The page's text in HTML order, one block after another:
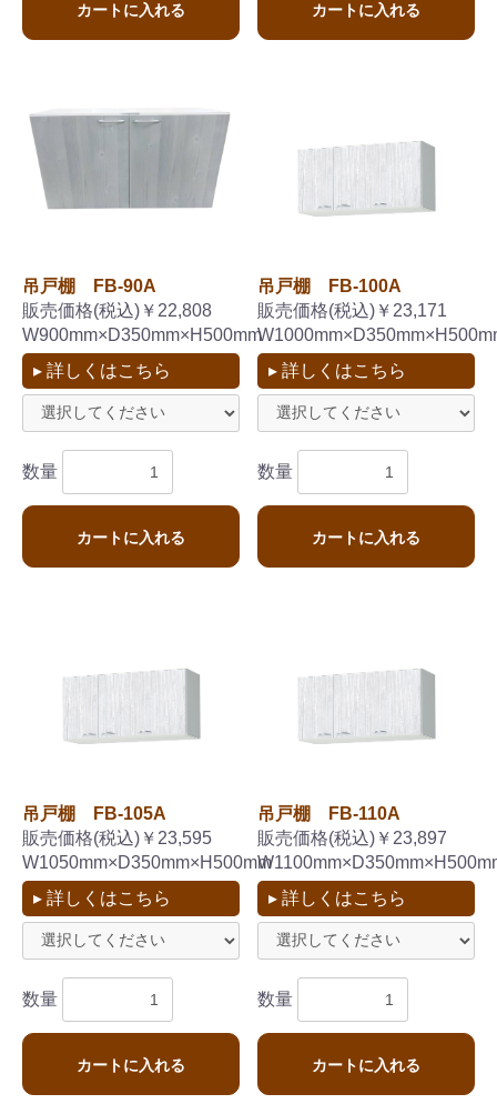
カートに入れる カートに入れる
吊戸棚 FB-90A
販売価格(税込)￥22,808
W900mm×D350mm×H500mm
▸ 詳しくはこちら
数量
カートに入れる
吊戸棚 FB-100A
販売価格(税込)￥23,171
▸ 詳しくはこちら
数量
カートに入れる
吊戸棚 FB-105A
販売価格(税込)￥23,595
W1050mm×D350mm×H500mm
▸ 詳しくはこちら
数量
カートに入れる
吊戸棚 FB-110A
販売価格(税込)￥23,897
▸ 詳しくはこちら
数量
カートに入れる